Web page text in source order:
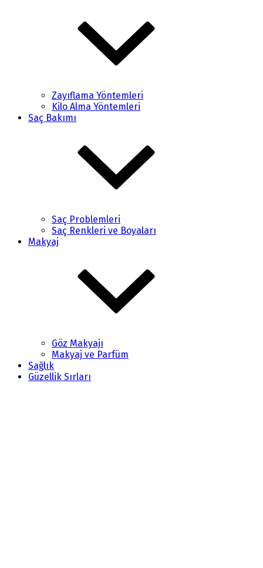
Zayıflama Yöntemleri
Kilo Alma Yöntemleri
Saç Bakımı
Saç Problemleri
Saç Renkleri ve Boyaları
Makyaj
Göz Makyajı
Makyaj ve Parfüm
Sağlık
Güzellik Sırları